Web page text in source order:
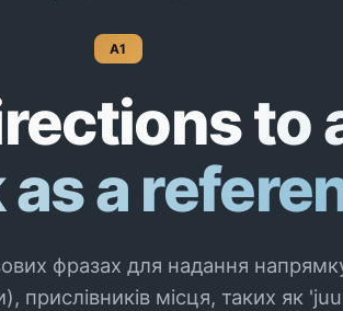
A1
to
a
фразах для надання
прислівників місця, таких як